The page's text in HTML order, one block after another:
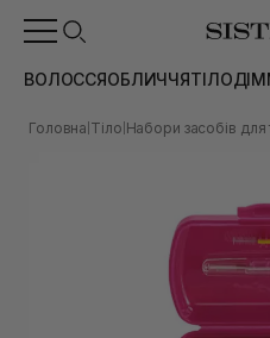
ВОЛОССЯОБЛИЧЧЯТІЛОДІМ
Головна Тіло Набори засобів для